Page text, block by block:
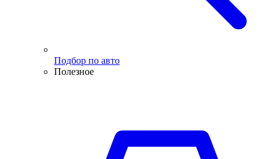
Подбор по авто
Полезное